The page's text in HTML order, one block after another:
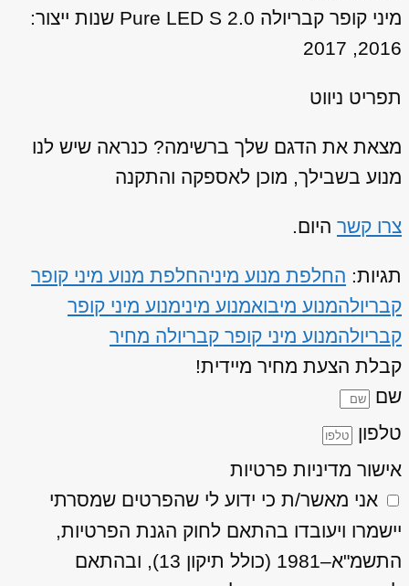
מיני קופר קבריולה 2.0 Pure LED S שנות ייצור:
2016, 2017
תפריט ניווט
מצאת את הדגם שלך ברשימה? כנראה שיש לנו
מנוע בשבילך, מוכן לאספקה והתקנה
צרו קשר היום.
תגיות: החלפת מנוע מיניהחלפת מנוע מיני קופר
קבריולהמנוע מיבואמנוע מינימנוע מיני קופר
קבריולהמנוע מיני קופר קבריולה מחיר
קבלת הצעת מחיר מיידית!
שם
טלפון
אישור מדיניות פרטיות
אני מאשר/ת כי ידוע לי שהפרטים שמסרתי
יישמרו ויעובדו בהתאם לחוק הגנת הפרטיות,
התשמ"א–1981 (כולל תיקון 13), ובהתאם